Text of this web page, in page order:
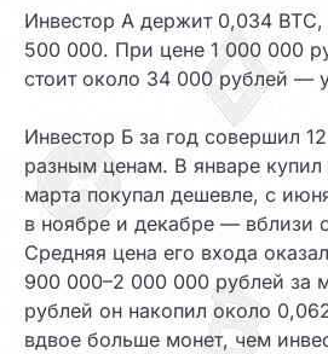
Инвестор А держит 0,034
500 000. При цене 1 000 000
стоит около 34 000 рублей —
Инвестор Б за год совершил
разным ценам. В январе
марта покупал дешевле, с
в ноябре и декабре — вблизи
Средняя цена его входа
900 000–2 000 000 рублей за
рублей он накопил около
вдвое больше монет, чем